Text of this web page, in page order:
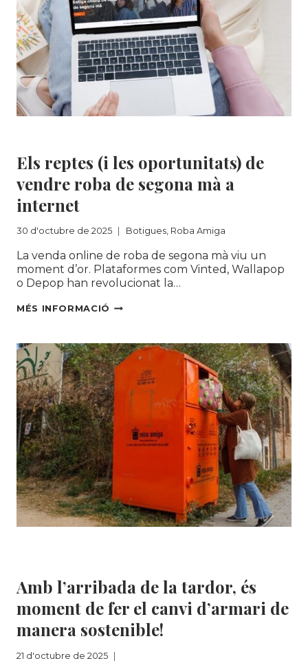
BOTIGUES
AMB
EL
PROJECTE
SOLISHIFTDIGITAL
Els reptes (i les oportunitats) de
vendre roba de segona mà a
internet
30 d'octubre de 2025 Botigues, Roba Amiga
La venda online de roba de segona mà viu un
moment d’or. Plataformes com Vinted, Wallapop
o Depop han revolucionat la…
MÉS INFORMACIÓ ELS
LES
OPORTUNITATS)
DE
VENDRE
ROBA
DE
SEGONA
MÀ
A
INTERNET
Amb l’arribada de la tardor, és
moment de fer el canvi d’armari de
manera sostenible!
21 d'octubre de 2025